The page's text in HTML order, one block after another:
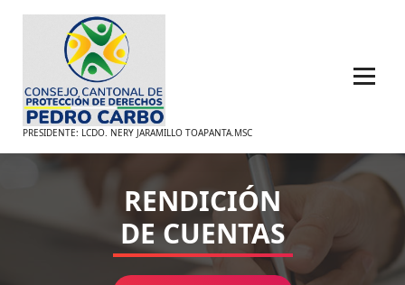
Saltar
contenido
PRESIDENTE: LCDO. NERY JARAMILLO TOAPANTA.MSC
RENDICIÓN
DE CUENTAS